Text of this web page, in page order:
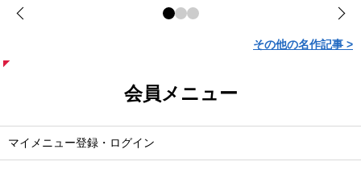
その他の名作記事 >
会員メニュー
マイメニュー登録・ログイン